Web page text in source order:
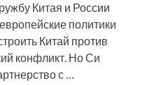
Китая и России
политики
Китай против
конфликт. Но Си
с …